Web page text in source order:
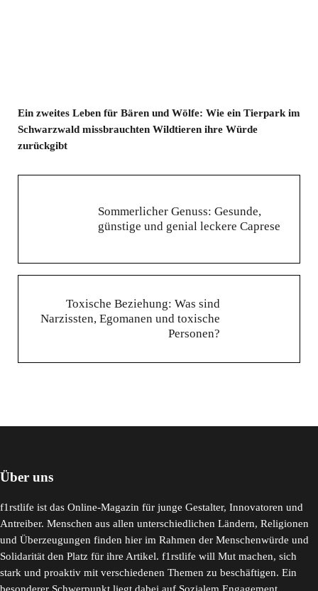
Ein zweites Leben für Bären und Wölfe: Wie ein Tierpark im
Schwarzwald missbrauchten Wildtieren ihre Würde
zurückgibt
Sommerlicher Genuss: Gesunde,
günstige und genial leckere Caprese
Toxische Beziehung: Was sind
Narzissten, Egomanen und toxische
Personen?
Über uns
f1rstlife ist das Online-Magazin für junge Gestalter, Innovatoren und
Antreiber. Menschen aus allen unterschiedlichen Ländern, Religionen
und Überzeugungen finden hier im Rahmen der Menschenwürde und
Solidarität den Platz für ihre Artikel. f1rstlife will Mut machen, sich
stark und proaktiv mit verschiedenen Themen zu beschäftigen. Ein
besonderer Schwerpunkt liegt dabei auf Sozialem Engagement.